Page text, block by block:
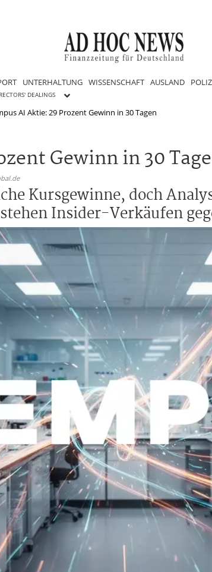
UNTERHALTUNG WISSENSCHAFT AUSLAND
DEALINGS
AI Aktie: 29 Prozent Gewinn in 30 Tagen
Gewinn in 30
Kursgewinne, doch
Insider-Verkäufen